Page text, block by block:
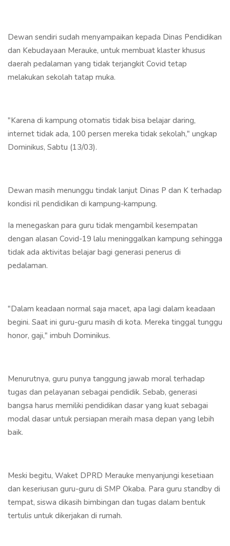
Dewan sendiri sudah menyampaikan kepada Dinas Pendidikan
dan Kebudayaan Merauke, untuk membuat klaster khusus
daerah pedalaman yang tidak terjangkit Covid tetap
melakukan sekolah tatap muka.
"Karena di kampung otomatis tidak bisa belajar daring,
internet tidak ada, 100 persen mereka tidak sekolah," ungkap
Dominikus, Sabtu (13/03).
Dewan masih menunggu tindak lanjut Dinas P dan K terhadap
kondisi ril pendidikan di kampung-kampung.
Ia menegaskan para guru tidak mengambil kesempatan
dengan alasan Covid-19 lalu meninggalkan kampung sehingga
tidak ada aktivitas belajar bagi generasi penerus di
pedalaman.
"Dalam keadaan normal saja macet, apa lagi dalam keadaan
begini. Saat ini guru-guru masih di kota. Mereka tinggal tunggu
honor, gaji," imbuh Dominikus.
Menurutnya, guru punya tanggung jawab moral terhadap
tugas dan pelayanan sebagai pendidik. Sebab, generasi
bangsa harus memiliki pendidikan dasar yang kuat sebagai
modal dasar untuk persiapan meraih masa depan yang lebih
baik.
Meski begitu, Waket DPRD Merauke menyanjungi kesetiaan
dan keseriusan guru-guru di SMP Okaba. Para guru standby di
tempat, siswa dikasih bimbingan dan tugas dalam bentuk
tertulis untuk dikerjakan di rumah.